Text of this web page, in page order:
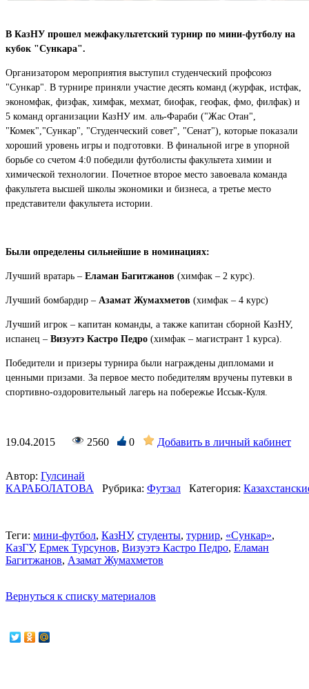
В КазНУ прошел межфакультетский турнир по мини-футболу на
кубок "Сункара".
Организатором мероприятия выступил студенческий профсоюз
"Сункар". В турнире приняли участие десять команд (журфак, истфак,
экономфак, физфак, химфак, мехмат, биофак, геофак, фмо, филфак) и
5 команд организации КазНУ им. аль-Фараби ("Жас Отан",
"Комек","Сункар", "Студенческий совет", "Сенат"), которые показали
хороший уровень игры и подготовки. В финальной игре в упорной
борьбе со счетом 4:0 победили футболисты факультета химии и
химической технологии. Почетное второе место завоевала команда
факультета высшей школы экономики и бизнеса, а третье место
представители факультета истории.
Были определены сильнейшие в номинациях:
Лучший вратарь – Еламан Багитжанов (химфак – 2 курс).
Лучший бомбардир – Азамат Жумахметов (химфак – 4 курс)
Лучший игрок – капитан команды, а также капитан сборной КазНУ,
испанец – Визуэтэ Кастро Педро (химфак – магистрант 1 курса).
Победители и призеры турнира были награждены дипломами и
ценными призами. За первое место победителям вручены путевки в
спортивно-оздоровительный лагерь на побережье Иссык-Куля.
19.04.2015 2560 0 Добавить в личный кабинет
Автор: Гулсинай
КАРАБОЛАТОВА
Рубрика: Футзал Категория:
Теги: мини-футбол, КазНУ, студенты, турнир, «Сункар»,
КазГУ, Ермек Турсунов, Визуэтэ Кастро Педро, Еламан
Багитжанов, Азамат Жумахметов
Вернуться к списку материалов